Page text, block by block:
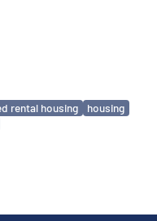
rental housing
housing